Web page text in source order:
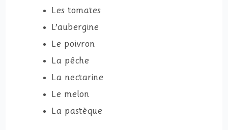
Les tomates
L’aubergine
Le poivron
La pêche
La nectarine
Le melon
La pastèque